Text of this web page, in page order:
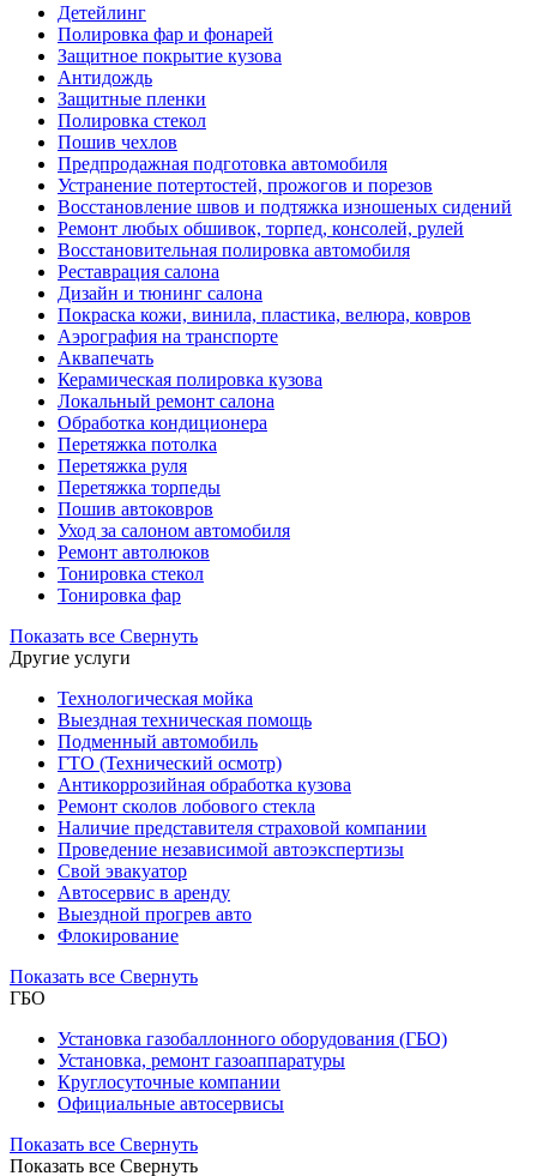
Детейлинг
Полировка фар и фонарей
Защитное покрытие кузова
Антидождь
Защитные пленки
Полировка стекол
Пошив чехлов
Предпродажная подготовка автомобиля
Устранение потертостей, прожогов и порезов
Восстановление швов и подтяжка изношеных сидений
Ремонт любых обшивок, торпед, консолей, рулей
Восстановительная полировка автомобиля
Реставрация салона
Дизайн и тюнинг салона
Покраска кожи, винила, пластика, велюра, ковров
Аэрография на транспорте
Аквапечать
Керамическая полировка кузова
Локальный ремонт салона
Обработка кондиционера
Перетяжка потолка
Перетяжка руля
Перетяжка торпеды
Пошив автоковров
Уход за салоном автомобиля
Ремонт автолюков
Тонировка стекол
Тонировка фар
Показать все Свернуть
Другие услуги
Технологическая мойка
Выездная техническая помощь
Подменный автомобиль
ГТО (Технический осмотр)
Антикоррозийная обработка кузова
Ремонт сколов лобового стекла
Наличие представителя страховой компании
Проведение независимой автоэкспертизы
Свой эвакуатор
Автосервис в аренду
Выездной прогрев авто
Флокирование
Показать все Свернуть
ГБО
Установка газобаллонного оборудования (ГБО)
Установка, ремонт газоаппаратуры
Круглосуточные компании
Официальные автосервисы
Показать все Свернуть
Показать все Свернуть